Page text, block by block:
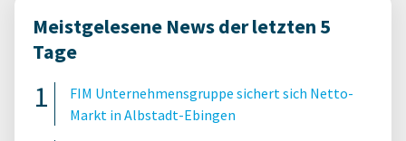
Meistgelesene News der letzten 5
Tage
FIM Unternehmensgruppe sichert sich Netto-
Markt in Albstadt-Ebingen